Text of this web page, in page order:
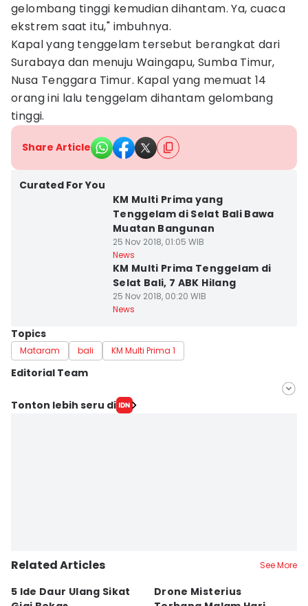
gelombang tinggi kemudian dihantam. Ya, cuaca
ekstrem saat itu," imbuhnya.
Kapal yang tenggelam tersebut berangkat dari
Surabaya dan menuju Waingapu, Sumba Timur,
Nusa Tenggara Timur. Kapal yang memuat 14
orang ini lalu tenggelam dihantam gelombang
tinggi.
Share Article
Curated For You
KM Multi Prima yang
Tenggelam di Selat Bali Bawa
Muatan Bangunan
25 Nov 2018, 01:05 WIB
News
KM Multi Prima Tenggelam di
Selat Bali, 7 ABK Hilang
25 Nov 2018, 00:20 WIB
News
Topics
Mataram bali KM Multi Prima 1
Editorial Team
Editor
Tonton lebih seru di
Related Articles See More
5 Ide Daur Ulang Sikat
Drone Misterius